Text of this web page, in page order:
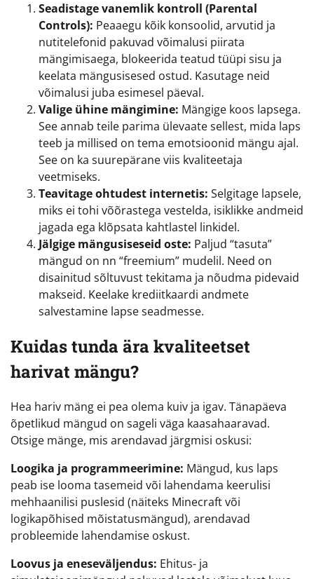
Seadistage vanemlik kontroll (Parental
Controls): Peaaegu kõik konsoolid, arvutid ja
nutitelefonid pakuvad võimalusi piirata
mängimisaega, blokeerida teatud tüüpi sisu ja
keelata mängusisesed ostud. Kasutage neid
võimalusi juba esimesel päeval.
Valige ühine mängimine: Mängige koos lapsega.
See annab teile parima ülevaate sellest, mida laps
teeb ja millised on tema emotsioonid mängu ajal.
See on ka suurepärane viis kvaliteetaja
veetmiseks.
Teavitage ohtudest internetis: Selgitage lapsele,
miks ei tohi võõrastega vestelda, isiklikke andmeid
jagada ega klõpsata kahtlastel linkidel.
Jälgige mängusiseseid oste: Paljud “tasuta”
mängud on nn “freemium” mudelil. Need on
disainitud sõltuvust tekitama ja nõudma pidevaid
makseid. Keelake krediitkaardi andmete
salvestamine lapse seadmesse.
Kuidas tunda ära kvaliteetset
harivat mängu?
Hea hariv mäng ei pea olema kuiv ja igav. Tänapäeva
õpetlikud mängud on sageli väga kaasahaaravad.
Otsige mänge, mis arendavad järgmisi oskusi:
Loogika ja programmeerimine: Mängud, kus laps
peab ise looma tasemeid või lahendama keerulisi
mehhaanilisi puslesid (näiteks Minecraft või
logikapõhised mõistatusmängud), arendavad
probleemide lahendamise oskust.
Loovus ja eneseväljendus: Ehitus- ja